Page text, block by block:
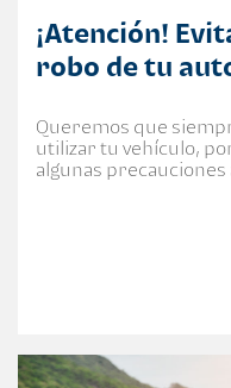
¡Atención!
robo de tu
Queremos que
utilizar tu vehículo,
algunas precauciones